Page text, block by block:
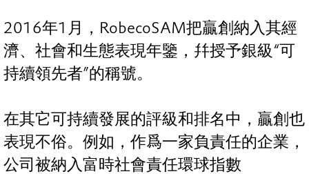
2016年1月，RobecoSAM把贏創納入其經
濟、社會和生態表現年鑒，幷授予銀級“可
持續領先者”的稱號。
在其它可持續發展的評級和排名中，贏創也
表現不俗。例如，作爲一家負責任的企業，
公司被納入富時社會責任環球指數